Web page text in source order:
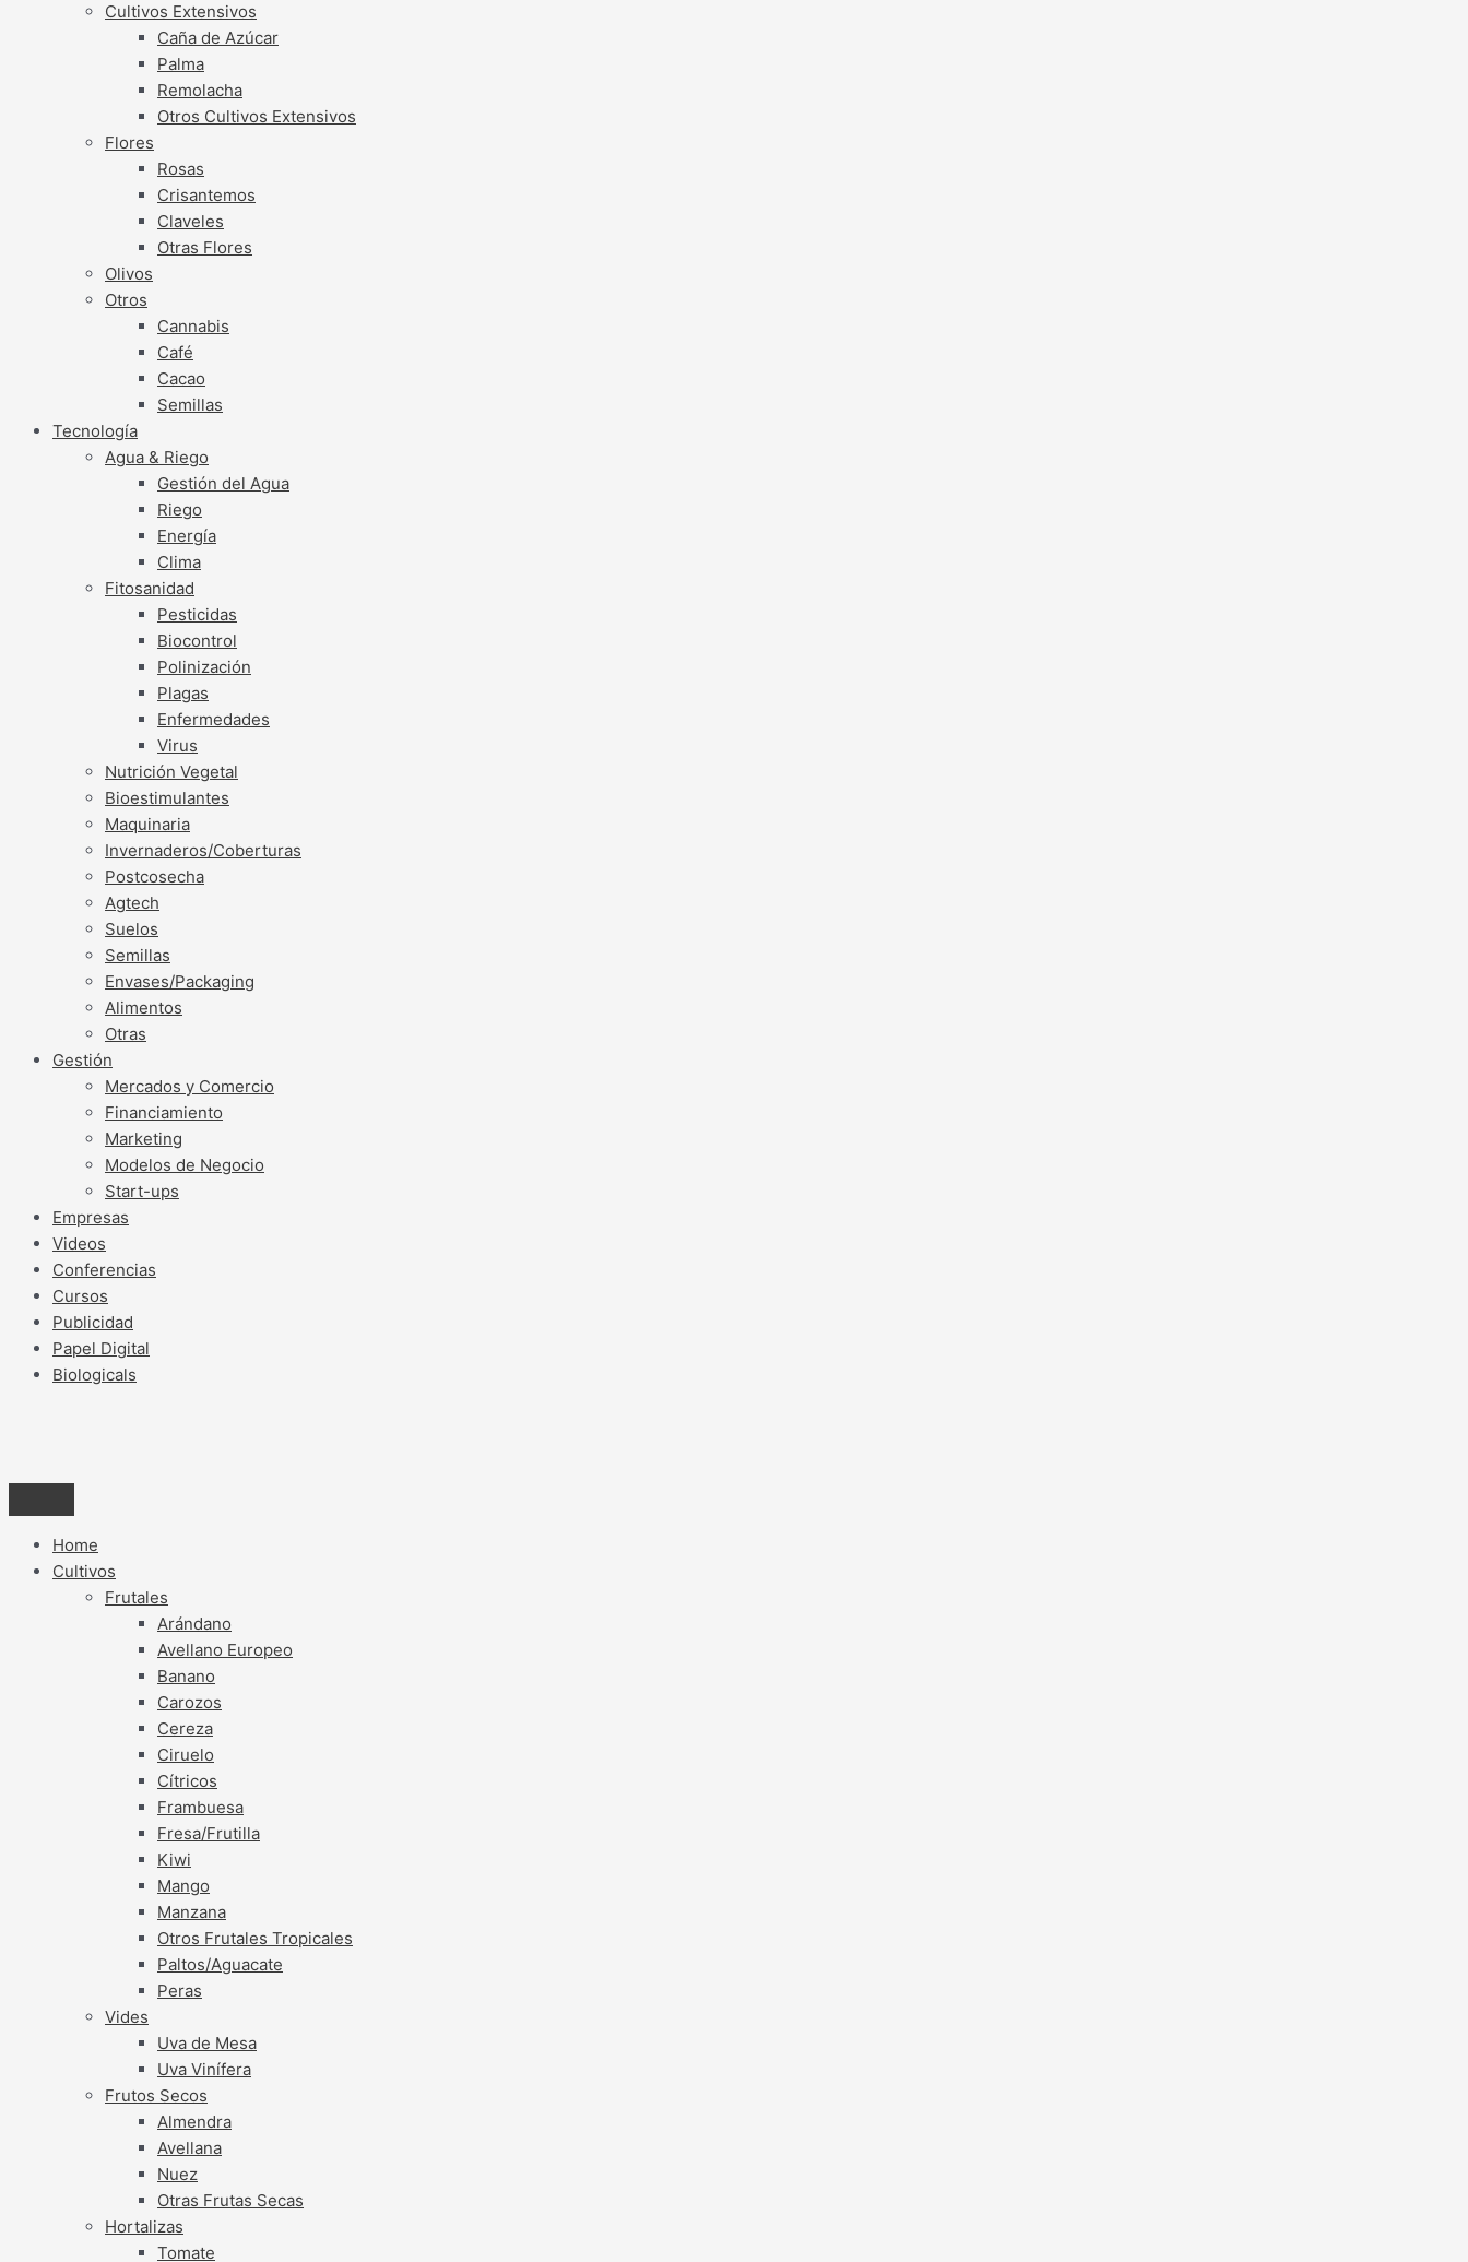
Cultivos Extensivos
Caña de Azúcar
Palma
Remolacha
Otros Cultivos Extensivos
Flores
Rosas
Crisantemos
Claveles
Otras Flores
Olivos
Otros
Cannabis
Café
Cacao
Semillas
Tecnología
Agua & Riego
Gestión del Agua
Riego
Energía
Clima
Fitosanidad
Pesticidas
Biocontrol
Polinización
Plagas
Enfermedades
Virus
Nutrición Vegetal
Bioestimulantes
Maquinaria
Invernaderos/Coberturas
Postcosecha
Agtech
Suelos
Semillas
Envases/Packaging
Alimentos
Otras
Gestión
Mercados y Comercio
Financiamiento
Marketing
Modelos de Negocio
Start-ups
Empresas
Videos
Conferencias
Cursos
Publicidad
Papel Digital
Biologicals
Home
Cultivos
Frutales
Arándano
Avellano Europeo
Banano
Carozos
Cereza
Ciruelo
Cítricos
Frambuesa
Fresa/Frutilla
Kiwi
Mango
Manzana
Otros Frutales Tropicales
Paltos/Aguacate
Peras
Vides
Uva de Mesa
Uva Vinífera
Frutos Secos
Almendra
Avellana
Nuez
Otras Frutas Secas
Hortalizas
Tomate